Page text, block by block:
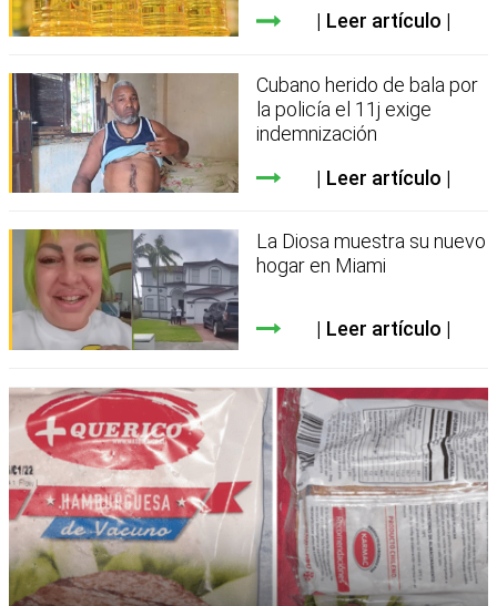
Leer artículo
Cubano herido de bala por
la policía el 11j exige
indemnización
Leer artículo
La Diosa muestra su nuevo
hogar en Miami
Leer artículo